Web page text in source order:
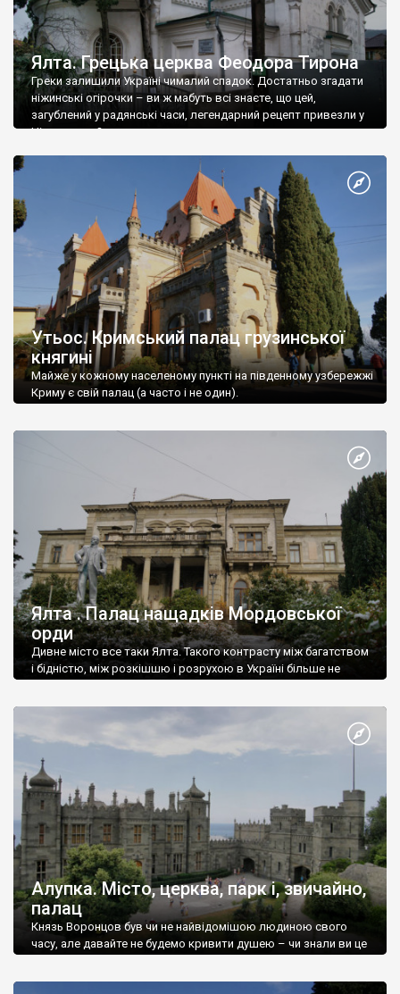
Ялта. Грецька церква Феодора Тирона
Греки залишили Україні чималий спадок. Достатньо згадати
ніжинські огірочки – ви ж мабуть всі знаєте, що цей,
загублений у радянські часи, легендарний рецепт привезли у
Ніжин греки?
Утьос. Кримський палац грузинської
княгині
Майже у кожному населеному пункті на південному узбережжі
Криму є свій палац (а часто і не один).
Ялта . Палац нащадків Мордовської
орди
Дивне місто все таки Ялта. Такого контрасту між багатством
і бідністю, між розкішшю і розрухою в Україні більше не
Алупка. Місто, церква, парк і, звичайно,
палац
Князь Воронцов був чи не найвідомішою людиною свого
часу, але давайте не будемо кривити душею – чи знали ви це